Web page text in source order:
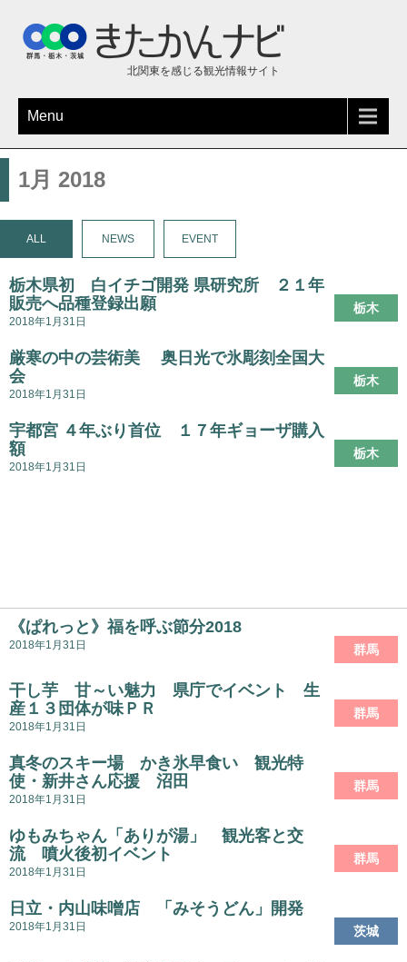
北関東を感じる観光情報サイト
Menu
1月 2018
ALL NEWS EVENT
栃木
栃木県初 白イチゴ開発 県研究所 ２１年
販売へ品種登録出願
2018年1月31日
栃木
厳寒の中の芸術美 奥日光で氷彫刻全国大
会
2018年1月31日
栃木
宇都宮 ４年ぶり首位 １７年ギョーザ購入
額
2018年1月31日
群馬
《ぱれっと》福を呼ぶ節分2018
2018年1月31日
群馬
干し芋 甘～い魅力 県庁でイベント 生
産１３団体が味ＰＲ
2018年1月31日
群馬
真冬のスキー場 かき氷早食い 観光特
使・新井さん応援 沼田
2018年1月31日
群馬
ゆもみちゃん「ありが湯」 観光客と交
流 噴火後初イベント
2018年1月31日
茨城
日立・内山味噌店 「みそうどん」開発
2018年1月31日